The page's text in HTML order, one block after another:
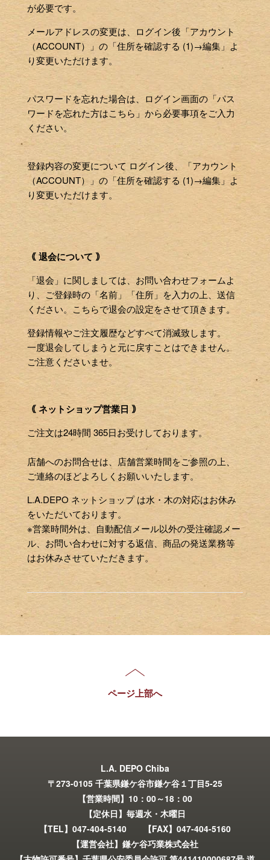
が必要です。
メールアドレスの変更は、ログイン後「アカウント
（ACCOUNT）」の「住所を確認する (1)→編集」よ
り変更いただけます。
パスワードを忘れた場合は、ログイン画面の「パス
ワードを忘れた方はこちら」から必要事項をご入力
ください。
登録内容の変更について ログイン後、「アカウント
（ACCOUNT）」の「住所を確認する (1)→編集」よ
り変更いただけます。
｟ 退会について ｠
「退会」に関しましては、お問い合わせフォームよ
り、ご登録時の「名前」「住所」を入力の上、送信
ください。こちらで退会の設定をさせて頂きます。
登録情報やご注文履歴などすべて消滅致します。
一度退会してしまうと元に戻すことはできません。
ご注意くださいませ。
｟ ネットショップ営業日 ｠
ご注文は24時間 365日お受けしております。
店舗へのお問合せは、店舗営業時間をご参照の上、
ご連絡のほどよろしくお願いいたします。
L.A.DEPO ネットショップ は水・木の対応はお休み
をいただいております。
※営業時間外は、自動配信メール以外の受注確認メー
ル、お問い合わせに対する返信、商品の発送業務等
はお休みさせていただきます。
ページ上部へ
L.A. DEPO Chiba
〒273-0105 千葉県鎌ケ谷市鎌ケ谷１丁目5-25
【営業時間】10：00～18：00
【定休日】毎週水・木曜日
【TEL】047-404-5140 【FAX】047-404-5160
【運営会社】鎌ケ谷巧業株式会社